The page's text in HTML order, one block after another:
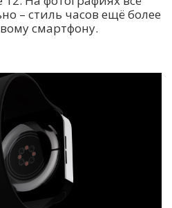
– стиль часов ещё более
смартфону.